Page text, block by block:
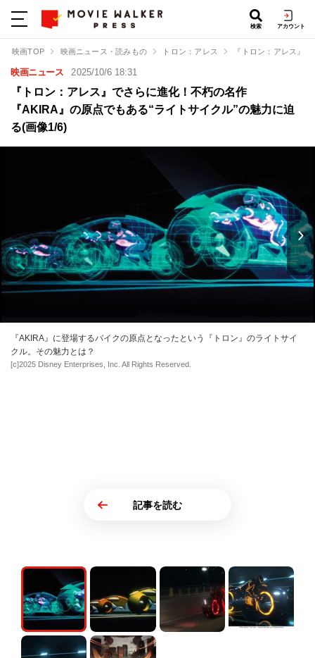
検索 アカウント
映画TOP 映画ニュース・読みもの トロン：アレス 『トロン：アレス』
映画ニュース 2025/10/6 18:31
『トロン：アレス』でさらに進化！不朽の名作
『AKIRA』の原点でもある“ライトサイクル”の魅力に迫
る(画像1/6)
『AKIRA』に登場するバイクの原点となったという『トロン』のライトサイ
クル。その魅力とは？
[c]2025 Disney Enterprises, Inc. All Rights Reserved.
記事を読む